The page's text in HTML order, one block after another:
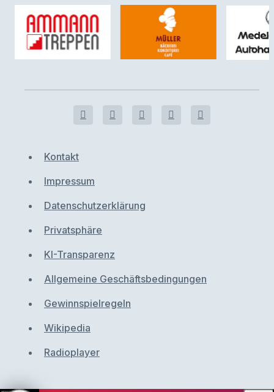
Kontakt
Impressum
Datenschutzerklärung
Privatsphäre
KI-Transparenz
Allgemeine Geschäftsbedingungen
Gewinnspielregeln
Wikipedia
Radioplayer